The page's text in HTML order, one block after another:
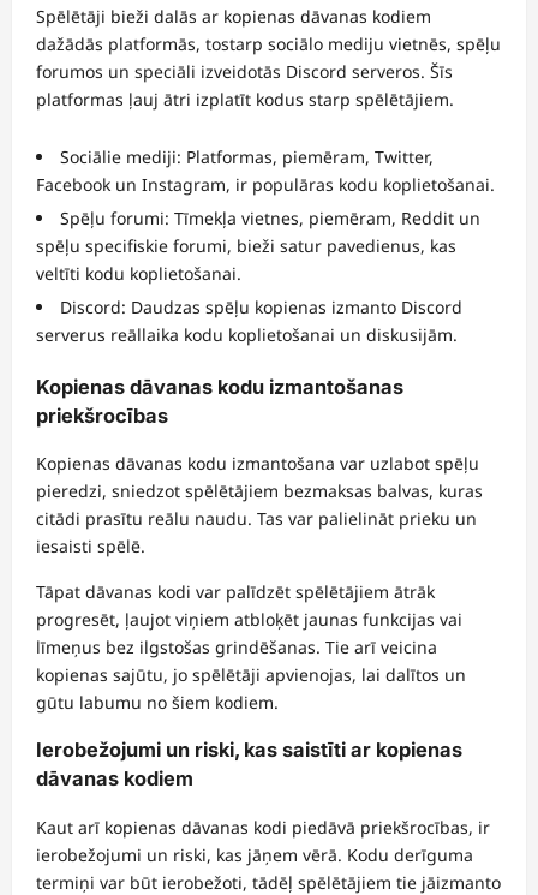
Spēlētāji bieži dalās ar kopienas dāvanas kodiem
dažādās platformās, tostarp sociālo mediju vietnēs, spēļu
forumos un speciāli izveidotās Discord serveros. Šīs
platformas ļauj ātri izplatīt kodus starp spēlētājiem.
Sociālie mediji: Platformas, piemēram, Twitter,
Facebook un Instagram, ir populāras kodu koplietošanai.
Spēļu forumi: Tīmekļa vietnes, piemēram, Reddit un
spēļu specifiskie forumi, bieži satur pavedienus, kas
veltīti kodu koplietošanai.
Discord: Daudzas spēļu kopienas izmanto Discord
serverus reāllaika kodu koplietošanai un diskusijām.
Kopienas dāvanas kodu izmantošanas
priekšrocības
Kopienas dāvanas kodu izmantošana var uzlabot spēļu
pieredzi, sniedzot spēlētājiem bezmaksas balvas, kuras
citādi prasītu reālu naudu. Tas var palielināt prieku un
iesaisti spēlē.
Tāpat dāvanas kodi var palīdzēt spēlētājiem ātrāk
progresēt, ļaujot viņiem atbloķēt jaunas funkcijas vai
līmeņus bez ilgstošas grindēšanas. Tie arī veicina
kopienas sajūtu, jo spēlētāji apvienojas, lai dalītos un
gūtu labumu no šiem kodiem.
Ierobežojumi un riski, kas saistīti ar kopienas
dāvanas kodiem
Kaut arī kopienas dāvanas kodi piedāvā priekšrocības, ir
ierobežojumi un riski, kas jāņem vērā. Kodu derīguma
termiņi var būt ierobežoti, tādēļ spēlētājiem tie jāizmanto